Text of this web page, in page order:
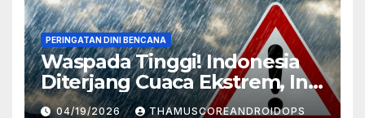
PERINGATAN DINI BENCANA
Waspada Tinggi! Indonesia
Diterjang Cuaca Ekstrem, Ini
Daftar Daerah Rawan
04/19/2026 THAMUSCOREANDROIDOPS